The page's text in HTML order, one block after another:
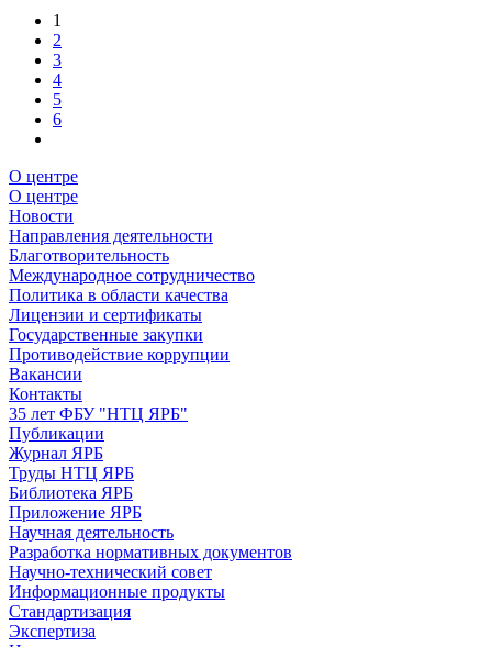
1
2
3
4
5
6
О центре
О центре
Новости
Направления деятельности
Благотворительность
Международное сотрудничество
Политика в области качества
Лицензии и сертификаты
Государственные закупки
Противодействие коррупции
Вакансии
Контакты
35 лет ФБУ "НТЦ ЯРБ"
Публикации
Журнал ЯРБ
Труды НТЦ ЯРБ
Библиотека ЯРБ
Приложение ЯРБ
Научная деятельность
Разработка нормативных документов
Научно-технический совет
Информационные продукты
Стандартизация
Экспертиза